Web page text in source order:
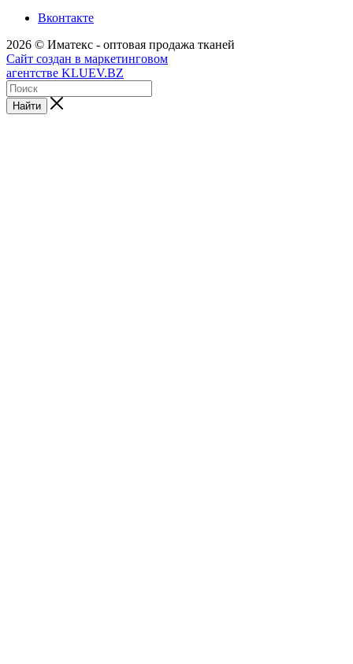
Вконтакте
2026 © Иматекс - оптовая продажа тканей
Сайт создан в маркетинговом
агентстве KLUEV.BZ
Найти